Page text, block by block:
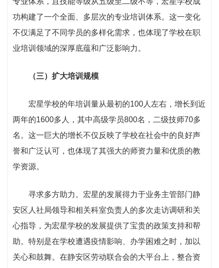
功构建了一个全面、多层次的专业培训体系。这一变化
不仅满足了不同学员的多样化需求，也体现了学校在职
业培训领域的深厚底蕴和广泛影响力。
（三）扩大培训规模
宏星学校的年培训量从最初的100人左右，增长到近
两年的1600多人，其中高级学员800名，二级技师70多
名。这一巨大的增长不仅反映了学校在社会中的良好声
誉和广泛认可，也体现了其强大的师资力量和优质的教
学资源。
寻求多方助力。宏星的发展得力于业务主管部门静
安区人社局领导和相关科室负责人的多次走访调研和关
心指导，为宏星学校的发展提供了宝贵的政策支持和帮
助。特别是在学校遭遇疫情影响、办学困难之时，加以
关心和鼓舞。在静安区劳动联合会的大平台上，整合资